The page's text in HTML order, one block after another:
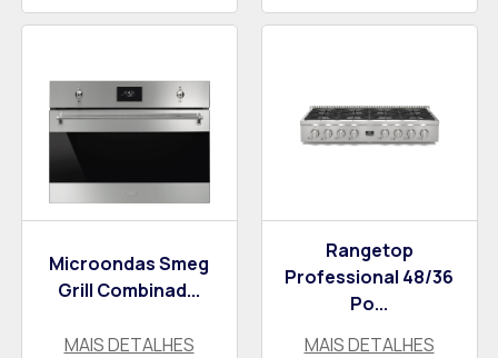
Microondas Smeg
Grill Combinad...
MAIS DETALHES
Rangetop
Professional 48/36
Po...
MAIS DETALHES